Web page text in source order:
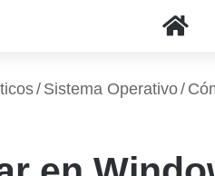
/ Sistema Operativo/